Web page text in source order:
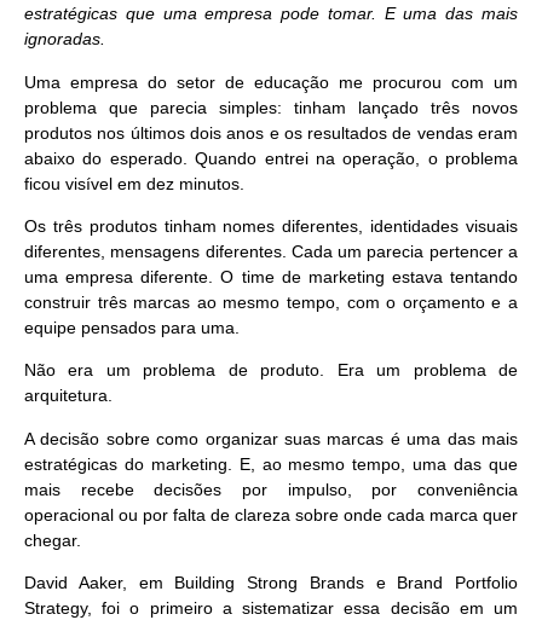
estratégicas que uma empresa pode tomar. E uma das mais
ignoradas.
Uma empresa do setor de educação me procurou com um
problema que parecia simples: tinham lançado três novos
produtos nos últimos dois anos e os resultados de vendas eram
abaixo do esperado. Quando entrei na operação, o problema
ficou visível em dez minutos.
Os três produtos tinham nomes diferentes, identidades visuais
diferentes, mensagens diferentes. Cada um parecia pertencer a
uma empresa diferente. O time de marketing estava tentando
construir três marcas ao mesmo tempo, com o orçamento e a
equipe pensados para uma.
Não era um problema de produto. Era um problema de
arquitetura.
A decisão sobre como organizar suas marcas é uma das mais
estratégicas do marketing. E, ao mesmo tempo, uma das que
mais recebe decisões por impulso, por conveniência
operacional ou por falta de clareza sobre onde cada marca quer
chegar.
David Aaker, em Building Strong Brands e Brand Portfolio
Strategy, foi o primeiro a sistematizar essa decisão em um